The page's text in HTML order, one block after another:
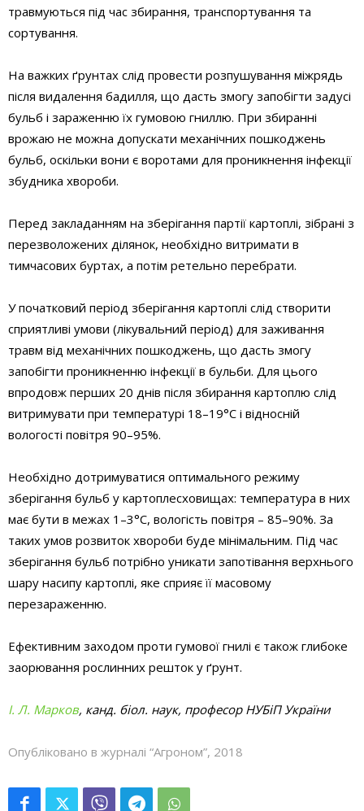
травмуються під час збирання, транспортування та
сортування.
На важких ґрунтах слід провести розпушування міжрядь
після видалення бадилля, що дасть змогу запобігти задусі
бульб і зараженню їх гумовою гниллю. При збиранні
врожаю не можна допускати механічних пошкоджень
бульб, оскільки вони є воротами для проникнення інфекції
збудника хвороби.
Перед закладанням на зберігання партії картоплі, зібрані з
перезволожених ділянок, необхідно витримати в
тимчасових буртах, а потім ретельно перебрати.
У початковий період зберігання картоплі слід створити
сприятливі умови (лікувальний період) для заживання
травм від механічних пошкоджень, що дасть змогу
запобігти проникненню інфекції в бульби. Для цього
впродовж перших 20 днів після збирання картоплю слід
витримувати при температурі 18–19°С і відносній
вологості повітря 90–95%.
Необхідно дотримуватися оптимального режиму
зберігання бульб у картоплесховищах: температура в них
має бути в межах 1–3°С, вологість повітря – 85–90%. За
таких умов розвиток хвороби буде мінімальним. Під час
зберігання бульб потрібно уникати запотівання верхнього
шару насипу картоплі, яке сприяє її масовому
перезараженню.
Ефективним заходом проти гумової гнилі є також глибоке
заорювання рослинних решток у ґрунт.
І. Л. Марков, канд. біол. наук, професор НУБіП України
Опубліковано в журналі “Агроном”, 2018